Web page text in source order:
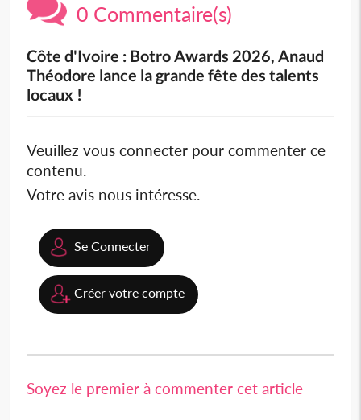
0 Commentaire(s)
Côte d'Ivoire : Botro Awards 2026, Anaud
Théodore lance la grande fête des talents
locaux !
Veuillez vous connecter pour commenter ce
contenu.
Votre avis nous intéresse.
Se Connecter
Créer votre compte
Soyez le premier à commenter cet article